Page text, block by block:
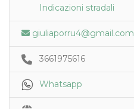
Indicazioni stradali
giuliaporru4@gmail.com
3661975616
Whatsapp